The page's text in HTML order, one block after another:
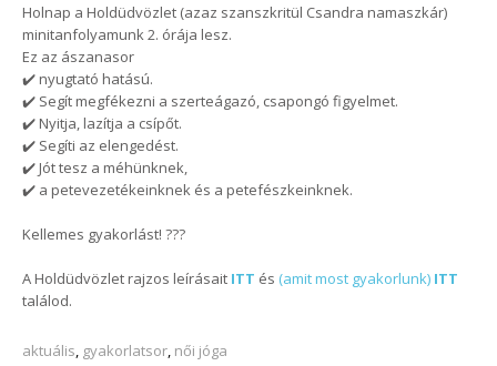
Holnap a Holdüdvözlet (azaz szanszkritül Csandra namaszkár)
minitanfolyamunk 2. órája lesz.
Ez az ászanasor
✔️ nyugtató hatású.
✔️ Segít megfékezni a szerteágazó, csapongó figyelmet.
✔️ Nyitja, lazítja a csípőt.
✔️ Segíti az elengedést.
✔️ Jót tesz a méhünknek,
✔️ a petevezetékeinknek és a petefészkeinknek.
Kellemes gyakorlást! ???
A Holdüdvözlet rajzos leírásait ITT és (amit most gyakorlunk) ITT
találod.
aktuális gyakorlatsor női jóga